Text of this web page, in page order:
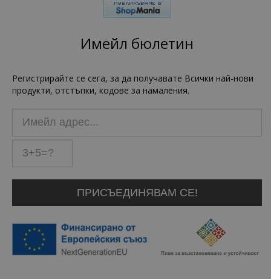
Имейл бюлетин
Регистрирайте се сега, за да получавате Всички най-нови
продукти, отстъпки, кодове за намаления.